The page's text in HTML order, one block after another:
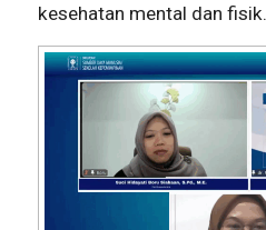
kesehatan mental dan fisik.